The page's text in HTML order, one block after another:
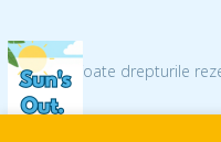
© 2026 Toate drepturile